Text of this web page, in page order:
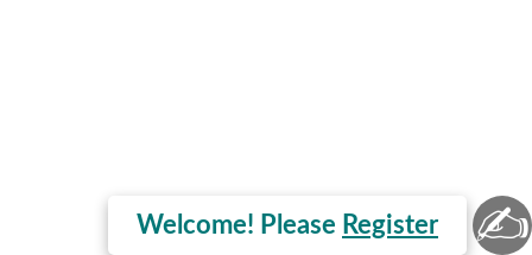
Welcome! Please Register ✍